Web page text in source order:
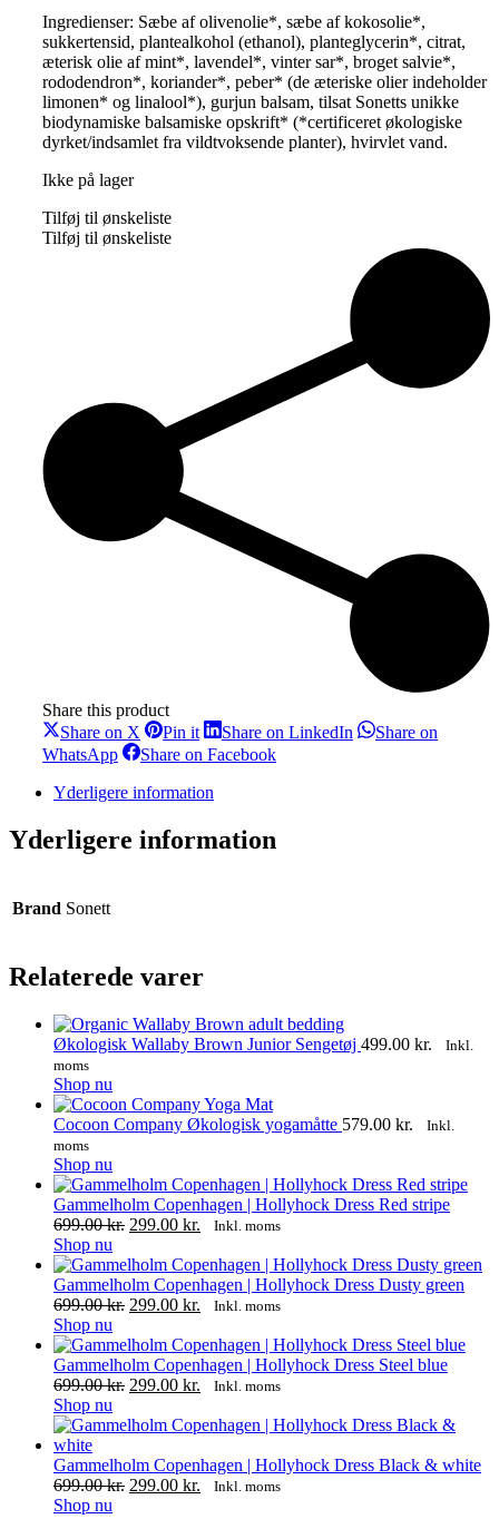
Ingredienser: Sæbe af olivenolie*, sæbe af kokosolie*,
sukkertensid, plantealkohol (ethanol), planteglycerin*, citrat,
æterisk olie af mint*, lavendel*, vinter sar*, broget salvie*,
rododendron*, koriander*, peber* (de æteriske olier indeholder
limonen* og linalool*), gurjun balsam, tilsat Sonetts unikke
biodynamiske balsamiske opskrift* (*certificeret økologiske
dyrket/indsamlet fra vildtvoksende planter), hvirvlet vand.
Ikke på lager
Tilføj til ønskeliste
Tilføj til ønskeliste
Share this product
Share on X Share
on
X
Pin itShare
on
Pinterest
Share on LinkedIn ShareShare on
WhatsAppShare
WhatsApp
Share on FacebookShare
Yderligere information
Yderligere information
Brand Sonett
Relaterede varer
Økologisk Wallaby Brown Junior Sengetøj 499.00 kr.
Inkl.
moms
Shop nu
Cocoon Company Økologisk yogamåtte 579.00 kr.
Inkl.
moms
Shop nu
Gammelholm Copenhagen | Hollyhock Dress Red stripe
699.00kr. Den
pris
var:
699.00 kr..
299.00 kr. Den
pris
er:
299.00 kr..
Inkl. moms
Shop nu
vare
har
flere
Mulighederne
kan
vælges
varesiden
Gammelholm Copenhagen | Hollyhock Dress Dusty green
699.00kr. Den
pris
var:
699.00 kr..
299.00 kr. Den
pris
er:
299.00 kr..
Inkl. moms
Shop nu
vare
har
flere
Mulighederne
vælges
på
Gammelholm Copenhagen | Hollyhock Dress Steel blue
699.00kr. Den
pris
699.00 kr..
299.00 kr. Den
pris
299.00 kr..
Inkl. moms
Shop nu
vare
flere
varianter.
Gammelholm Copenhagen | Hollyhock Dress Black & white
699.00kr. Den
299.00 kr. Den
Inkl. moms
Shop nu